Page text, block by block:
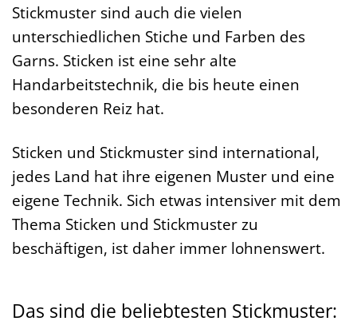
Stickmuster sind auch die vielen
unterschiedlichen Stiche und Farben des
Garns. Sticken ist eine sehr alte
Handarbeitstechnik, die bis heute einen
besonderen Reiz hat.
Sticken und Stickmuster sind international,
jedes Land hat ihre eigenen Muster und eine
eigene Technik. Sich etwas intensiver mit dem
Thema Sticken und Stickmuster zu
beschäftigen, ist daher immer lohnenswert.
Das sind die beliebtesten Stickmuster: